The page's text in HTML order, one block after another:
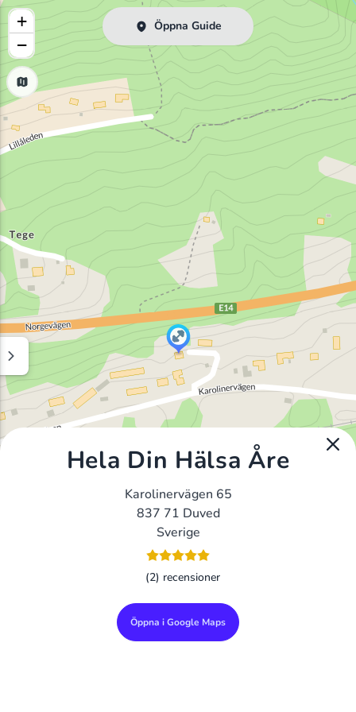
Öppna Guide
+
−
Hela Din Hälsa Åre
Karolinervägen 65
837 71 Duved
Sverige
(2) recensioner
Öppna i Google Maps